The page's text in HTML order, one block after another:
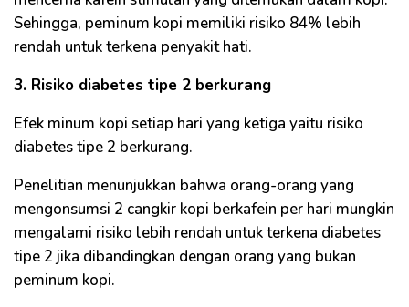
Sehingga, peminum kopi memiliki risiko 84% lebih
rendah untuk terkena penyakit hati.
3. Risiko diabetes tipe 2 berkurang
Efek minum kopi setiap hari yang ketiga yaitu risiko
diabetes tipe 2 berkurang.
Penelitian menunjukkan bahwa orang-orang yang
mengonsumsi 2 cangkir kopi berkafein per hari mungkin
mengalami risiko lebih rendah untuk terkena diabetes
tipe 2 jika dibandingkan dengan orang yang bukan
peminum kopi.